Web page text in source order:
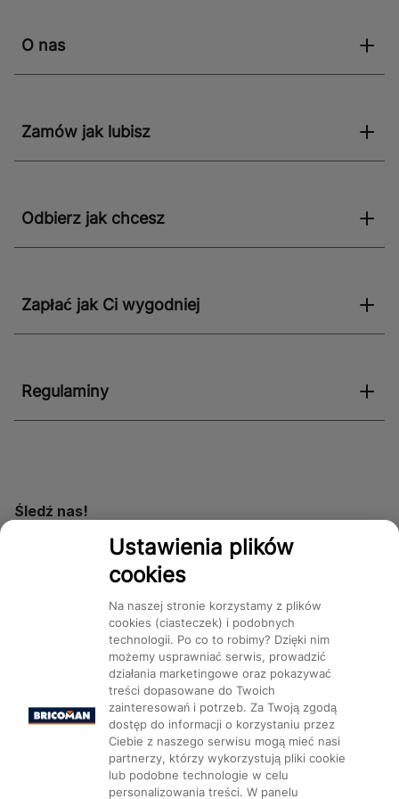
klasyczne. Kabina bez brodzika to także świetna opcja
dla tych, którzy preferują minimalistyczne i
funkcjonalne rozwiązania. Wybierając ten model,
O nas
Zamów jak lubisz
Odbierz jak chcesz
Zapłać jak Ci wygodniej
Regulaminy
Śledź nas!
Dostępność
Kategorie Produkty Marki CMS
Ustawienia plików
cookies
Na naszej stronie korzystamy z plików
cookies (ciasteczek) i podobnych
technologii. Po co to robimy? Dzięki nim
możemy usprawniać serwis, prowadzić
działania marketingowe oraz pokazywać
treści dopasowane do Twoich
zainteresowań i potrzeb. Za Twoją zgodą
dostęp do informacji o korzystaniu przez
Ciebie z naszego serwisu mogą mieć nasi
partnerzy, którzy wykorzystują pliki cookie
lub podobne technologie w celu
personalizowania treści. W panelu